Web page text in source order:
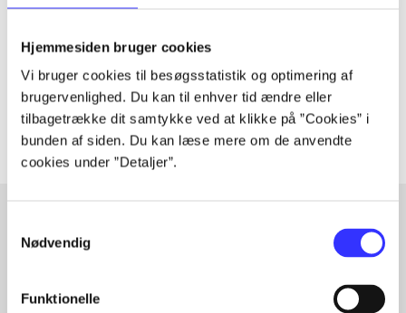
Hjemmesiden bruger cookies
Vi bruger cookies til besøgsstatistik og optimering af
brugervenlighed. Du kan til enhver tid ændre eller
tilbagetrække dit samtykke ved at klikke på ”Cookies” i
bunden af siden. Du kan læse mere om de anvendte
cookies under ”Detaljer”.
Nødvendig
Funktionelle
lorem ipsum dolor sit amet ...
Tidsskrift
Artiklerne ihandler ofte om
Artikler med samme emner